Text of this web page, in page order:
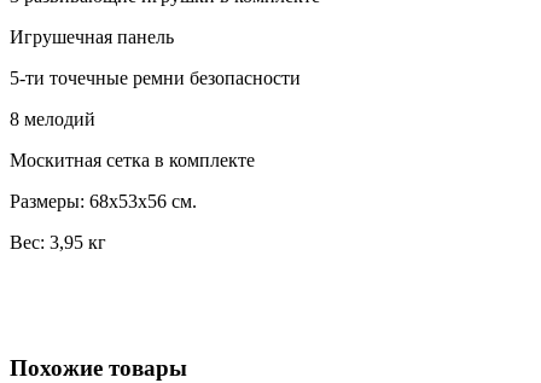
Игрушечная панель
5-ти точечные ремни безопасности
8 мелодий
Москитная сетка в комплекте
Размеры: 68х53х56 см. ​
Вес: 3,95 кг
Похожие товары